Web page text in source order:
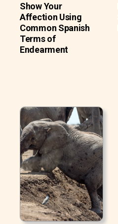
Show Your
Affection Using
Common Spanish
Terms of
Endearment